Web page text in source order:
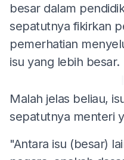
besar dalam
sepatutnya fikirkan
pemerhatian
isu yang lebih besar.
Malah jelas beliau,
sepatutnya menteri
"Antara isu (besar)